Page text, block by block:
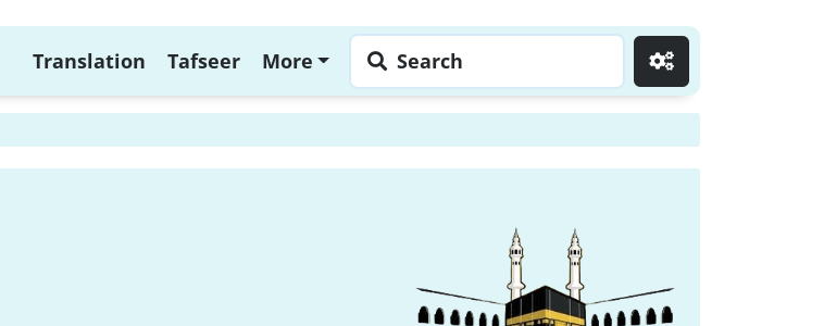
Translation Tafseer More Search